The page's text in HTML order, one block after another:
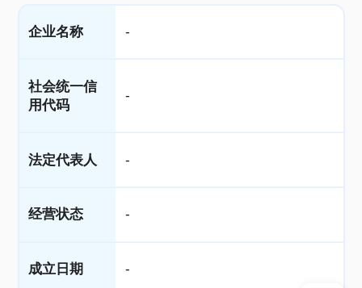
企业名称 -
社会统一信
用代码
-
法定代表人 -
经营状态 -
成立日期 -